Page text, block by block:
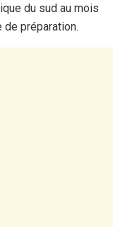
du sud au mois
de préparation.